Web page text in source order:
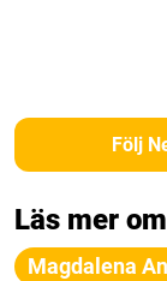
Följ
Läs mer
Magdalena